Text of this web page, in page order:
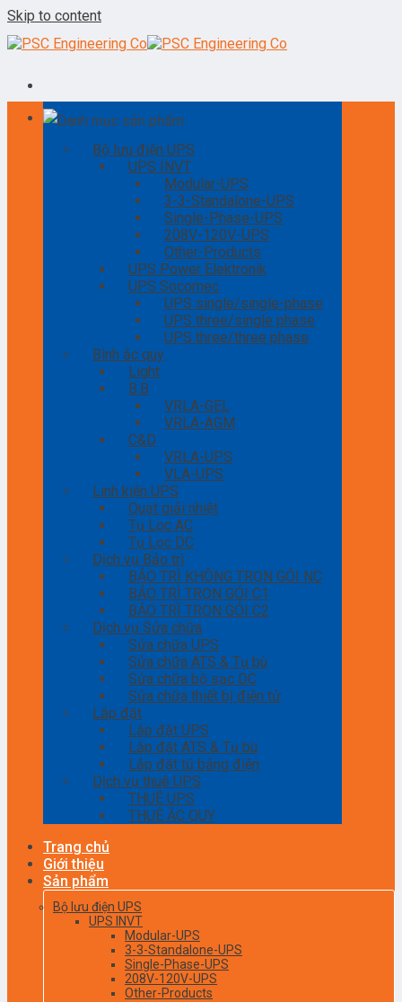
Skip to content
Danh mục sản phẩm
Bộ lưu điện UPS
UPS INVT
Modular-UPS
3-3-Standalone-UPS
Single-Phase-UPS
208V-120V-UPS
Other-Products
UPS Power Elektronik
UPS Socomec
UPS single/single-phase
UPS three/single phase
UPS three/three phase
Bình ắc quy
Light
B.B
VRLA-GEL
VRLA-AGM
C&D
VRLA-UPS
VLA-UPS
Linh kiện UPS
Quạt giải nhiệt
Tụ Lọc AC
Tụ Lọc DC
Dịch vụ Bảo trì
BẢO TRÌ KHÔNG TRỌN GÓI NC
BẢO TRÌ TRỌN GÓI C1
BẢO TRÌ TRỌN GÓI C2
Dịch vụ Sửa chữa
Sửa chữa UPS
Sửa chữa ATS & Tụ bù
Sửa chữa bộ sạc DC
Sửa chữa thiết bị điện tử
Lắp đặt
Lắp đặt UPS
Lắp đặt ATS & Tụ bù
Lắp đặt tủ bảng điện
Dịch vụ thuê UPS
THUÊ UPS
THUÊ ẮC QUY
Trang chủ
Giới thiệu
Sản phẩm
Bộ lưu điện UPS
UPS INVT
Modular-UPS
3-3-Standalone-UPS
Single-Phase-UPS
208V-120V-UPS
Other-Products